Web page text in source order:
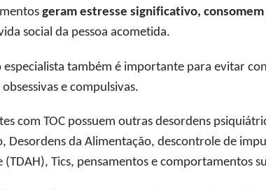
geram estresse significativo,
social da pessoa acometida.
especialista também é importante para evitar
e compulsivas.
com TOC possuem outras desordens
Desordens da Alimentação, descontrole de
Tics, pensamentos e comportamentos